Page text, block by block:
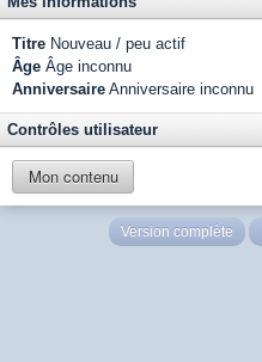
Titre Nouveau / peu actif
Âge Âge inconnu
Anniversaire Anniversaire inconnu
Contrôles utilisateur
Mon contenu
Version complète